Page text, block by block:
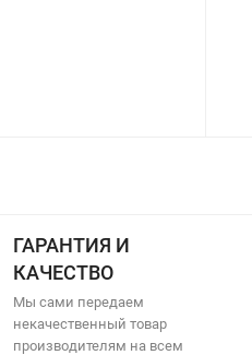
ГАРАНТИЯ И
КАЧЕСТВО
Мы сами передаем
некачественный товар
производителям на всем